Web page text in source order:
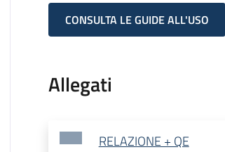
CONSULTA LE GUIDE ALL'USO
Allegati
RELAZIONE + QE